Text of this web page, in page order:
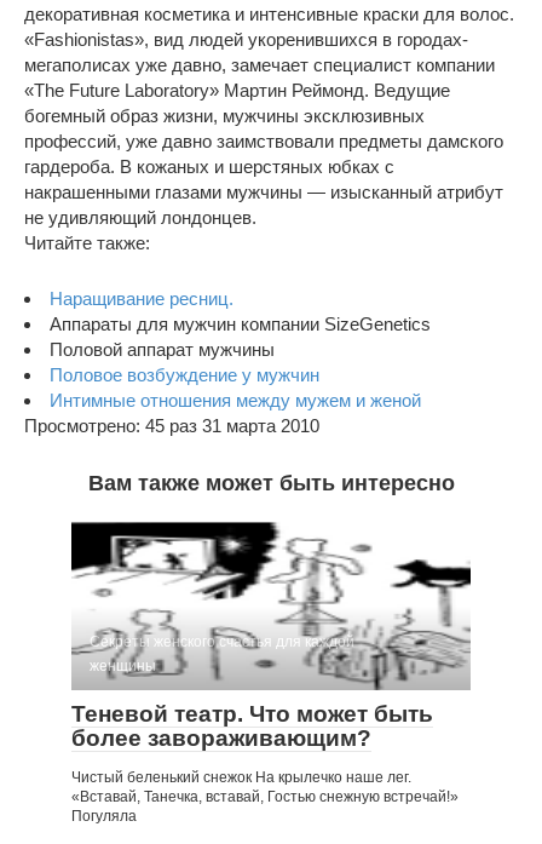
декоративная косметика и интенсивные краски для волос.
«Fashionistas», вид людей укоренившихся в городах-
мегаполисах уже давно, замечает специалист компании
«The Future Laboratory» Мартин Реймонд. Ведущие
богемный образ жизни, мужчины эксклюзивных
профессий, уже давно заимствовали предметы дамского
гардероба. В кожаных и шерстяных юбках с
накрашенными глазами мужчины — изысканный атрибут
не удивляющий лондонцев.
Читайте также:
Наращивание ресниц.
Аппараты для мужчин компании SizeGenetics
Половой аппарат мужчины
Половое возбуждение у мужчин
Интимные отношения между мужем и женой
Просмотрено: 45 раз 31 марта 2010
Вам также может быть интересно
Секреты женского счастья для каждой
женщины
Теневой театр. Что может быть
более завораживающим?
Чистый беленький снежок На крылечко наше лег.
«Вставай, Танечка, вставай, Гостью снежную встречай!»
Погуляла